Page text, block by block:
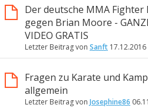
Der deutsche MMA Fighter
gegen Brian Moore -
VIDEO GRATIS
Letzter Beitrag von Sanft 17.12.2016
Fragen zu Karate und
allgemein
Letzter Beitrag von Josephine86